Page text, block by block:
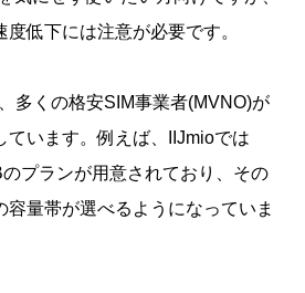
低下には注意が必要です。
多くの格安SIM事業者(MVNO)が
ています。例えば、IIJmioでは
プランが用意されており、その
容量帯が選べるようになっていま